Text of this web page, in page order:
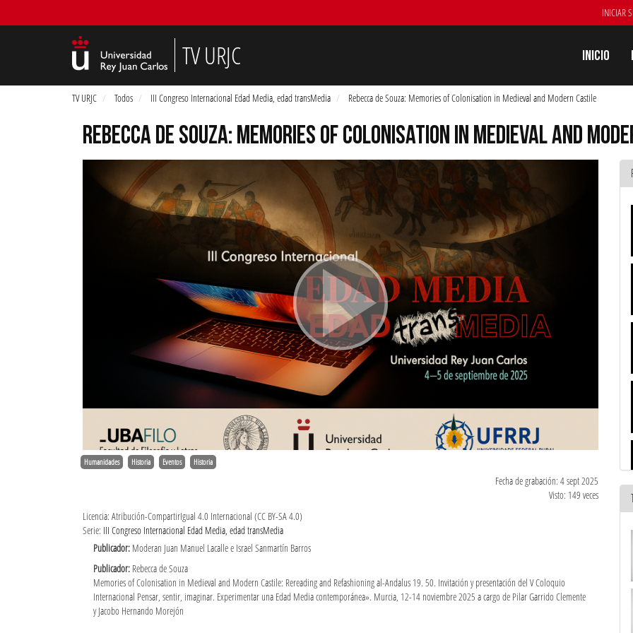
INICIAR
TV URJC Inicio
TV URJC Todos III Congreso Internacional Edad Media, edad transMedia Rebecca de Souza: Memories of Colonisation in Medieval and Modern Castile
REBECCA DE SOUZA: MEMORIES OF COLONISATION IN MEDIEVAL AND
Humanidades Historia Eventos Historia
Fecha de grabación: 4 sept 2025
Visto: 149 veces
Licencia: Atribución-CompartirIgual 4.0 Internacional (CC BY-SA 4.0)
Serie: III Congreso Internacional Edad Media, edad transMedia
Publicador: Moderan Juan Manuel Lacalle e Israel Sanmartín Barros
Publicador: Rebecca de Souza
Memories of Colonisation in Medieval and Modern Castile: Rereading and Refashioning al-Andalus 19. 50. Invitación y presentación del V Coloquio
Internacional Pensar, sentir, imaginar. Experimentar una Edad Media contemporánea». Murcia, 12-14 noviembre 2025 a cargo de Pilar Garrido Clemente
y Jacobo Hernando Morejón